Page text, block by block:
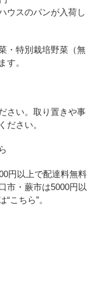
ウスのパンが入荷し
・特別栽培野菜（無
す。
さい。取り置きや事
ださい。
円以上で配達料無料
市・蕨市は5000円以
“こちら”。